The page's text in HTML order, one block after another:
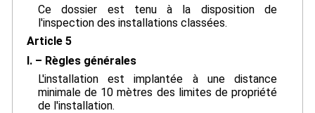
Ce dossier est tenu à la disposition de
l'inspection des installations classées.
Article 5
I. – Règles générales
L'installation est implantée à une distance
minimale de 10 mètres des limites de propriété
de l'installation.